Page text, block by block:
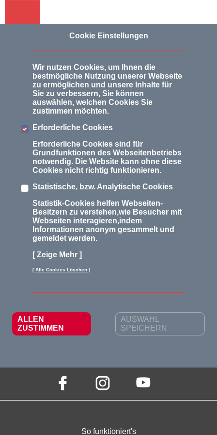
Cookie Einstellungen
Wir nutzen Cookies, um Ihnen die
bestmögliche Nutzung unserer Webseite
zu ermöglichen und unsere Inhalte für
Sie zu verbessern, Sie können
auswählen, welchen Cookies Sie
zustimmen möchten.
Erforderliche Cookies
Erforderliche Cookies sind für
Grundfunktionen des Webseitenbetriebs
notwendig. Die Website kann ohne diese
Cookies nicht richtig funktionieren.
Statistische, bzw. Analytische Cookies
Statistik-Cookies helfen Webseiten-
Besitzern zu verstehen,wie Besucher mit
Webseiten interagieren,indem
Informationen anonym gesammelt und
gemeldet werden.
[ Zeige Mehr ]
[ Alle Cookies Löschen ]
ALLEN
ZUSTIMMEN
AUSWAHL
SPEICHERN
Sitemap
Home
Leistungen/Mitgliedschaft
- Mitgliedschaft und Leistungen
- Mitgliedsbeiträge
- FAQs
- Satzung
- So funktioniert's
Steuertipps
Kontakt
So funktioniert's